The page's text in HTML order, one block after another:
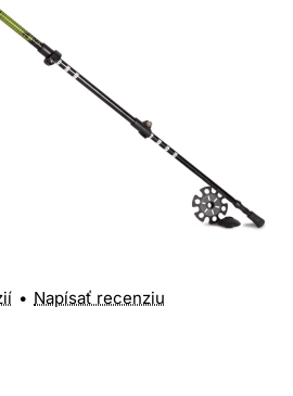
• Napísať recenziu